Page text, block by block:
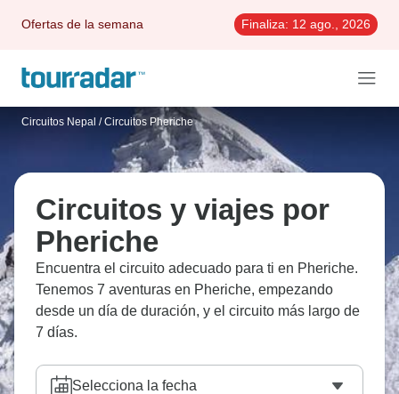
Ofertas de la semana Finaliza: 12 ago., 2026
Circuitos Nepal / Circuitos Pheriche
Circuitos y viajes por
Pheriche
Encuentra el circuito adecuado para ti en Pheriche.
Tenemos 7 aventuras en Pheriche, empezando
desde un día de duración, y el circuito más largo de
7 días.
Selecciona la fecha